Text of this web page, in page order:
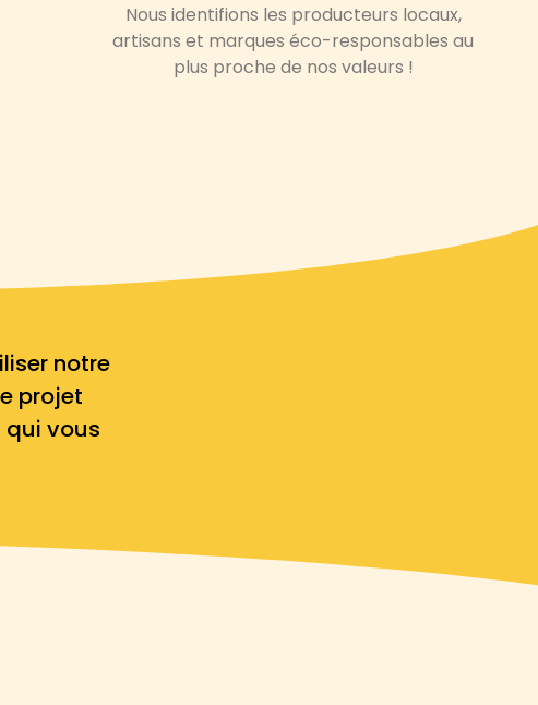
Nous identifions les producteurs locaux,
artisans et marques éco-responsablesau
plus proche de nos valeurs !
notre
projet
vous